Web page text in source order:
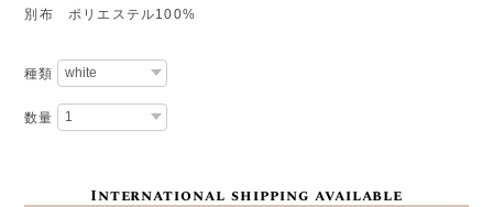
別布 ポリエステル100%
種類
数量
International shipping available